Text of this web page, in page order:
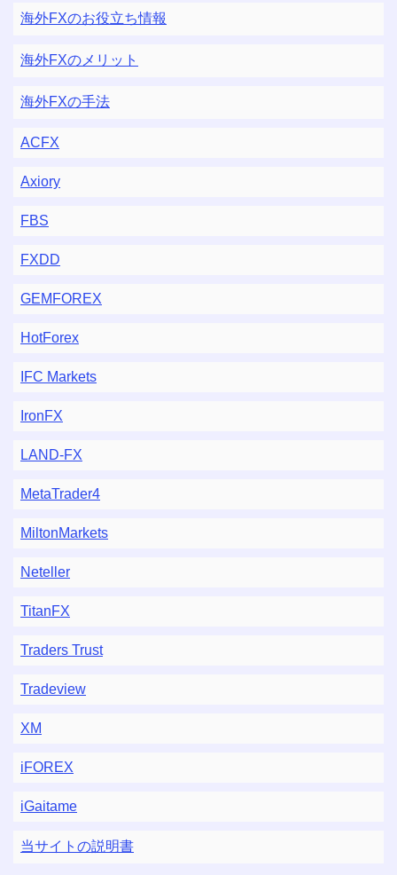
海外FXのお役立ち情報
海外FXのメリット
海外FXの手法
ACFX
Axiory
FBS
FXDD
GEMFOREX
HotForex
IFC Markets
IronFX
LAND-FX
MetaTrader4
MiltonMarkets
Neteller
TitanFX
Traders Trust
Tradeview
XM
iFOREX
iGaitame
当サイトの説明書